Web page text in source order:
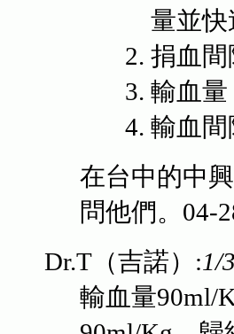
量並
捐血
輸血量
輸血間
在台中的中
問他們。04-
Dr.T（吉諾）:1/
輸血量90ml/